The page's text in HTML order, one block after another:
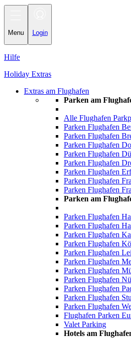
Menu Login
Hilfe
Holiday Extras
Extras am Flughafen
Parken am
Alle Flughafen
Parken Flughafen
Parken Flughafen
Parken Flughafen
Parken Flughafen
Parken Flughafen
Parken Flughafen
Parken Flughafen
Parken Flughafen
Parken am
Parken Flughafen
Parken Flughafen
Parken Flughafen
Parken Flughafen
Parken Flughafen
Parken Flughafen
Parken Flughafen
Parken Flughafen
Parken Flughafen
Parken Flughafen
Parken Flughafen
Flughafen Parken
Valet Parking
Hotels am